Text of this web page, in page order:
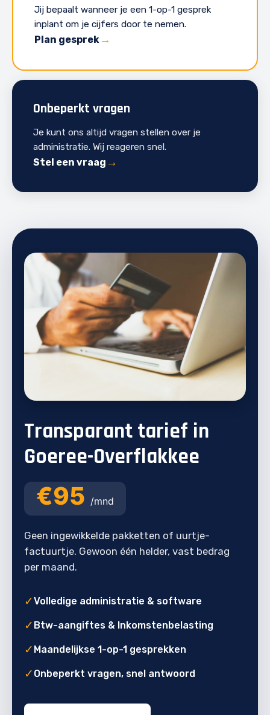
Jij bepaalt wanneer je een 1-op-1 gesprek
inplant om je cijfers door te nemen.
Plan gesprek
Onbeperkt vragen
Je kunt ons altijd vragen stellen over je
administratie. Wij reageren snel.
Stel een vraag
Transparant tarief in
Goeree-Overflakkee
€95 /mnd
Geen ingewikkelde pakketten of uurtje-
factuurtje. Gewoon één helder, vast bedrag
per maand.
✓Volledige administratie & software
✓ Btw-aangiftes & Inkomstenbelasting
✓ Maandelijkse 1-op-1 gesprekken
✓ Onbeperkt vragen, snel antwoord